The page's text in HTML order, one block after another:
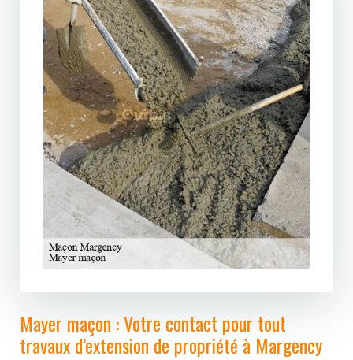
Mayer maçon : Votre contact pour tout
travaux d’extension de propriété à Margency